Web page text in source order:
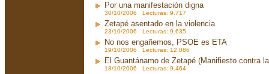
Por una manifestación digna
30/10/2006 Lecturas: 9.717
Zetapé asentado en la violencia
23/10/2006 Lecturas: 9.635
No nos engañemos, PSOE es ETA
19/10/2006 Lecturas: 12.086
El Guantánamo de Zetapé (Manifiesto contra
18/10/2006 Lecturas: 9.464